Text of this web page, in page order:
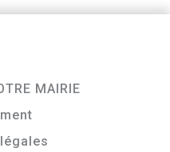
MAIRIE